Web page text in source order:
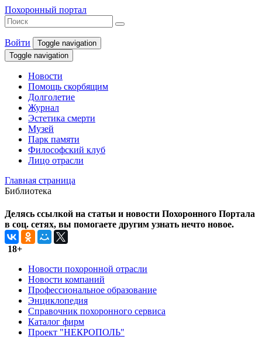
Похоронный портал
Войти
Toggle navigation
Toggle navigation
Новости
Помощь скорбящим
Долголетие
Журнал
Эстетика смерти
Музей
Парк памяти
Философский клуб
Лицо отрасли
Главная страница
Библиотека
Делясь ссылкой на статьи и новости Похоронного Портала
в соц. сетях, вы помогаете другим узнать нечто новое.
18+
Новости похоронной отрасли
Новости компаний
Профессиональное образование
Энциклопедия
Справочник похоронного сервиса
Каталог фирм
Проект "НЕКРОПОЛЬ"